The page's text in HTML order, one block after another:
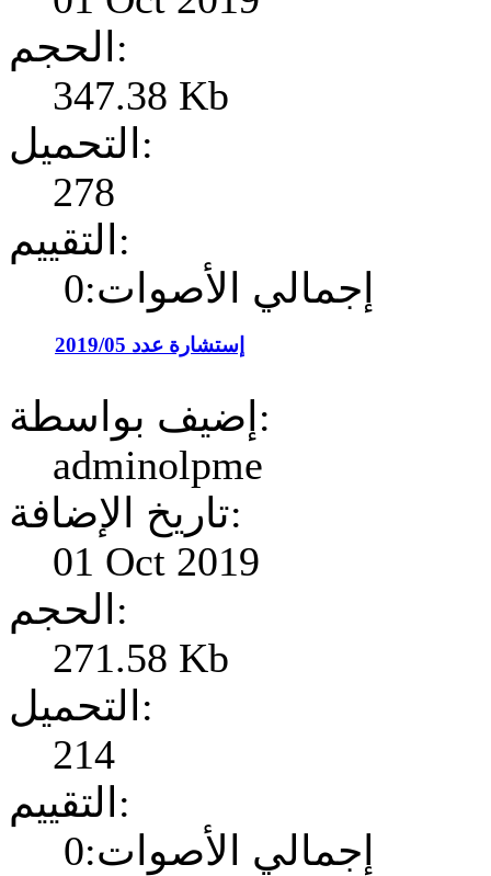
الحجم:
347.38 Kb
التحميل:
278
التقييم:
إجمالي الأصوات:0
إستشارة عدد 2019/05
إضيف بواسطة:
adminolpme
تاريخ الإضافة:
01 Oct 2019
الحجم:
271.58 Kb
التحميل:
214
التقييم:
إجمالي الأصوات:0